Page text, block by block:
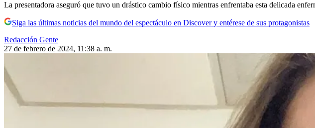
La presentadora aseguró que tuvo un drástico cambio físico mientras enfrentaba esta delicada
Siga las últimas noticias del mundo del espectáculo en Discover y entérese de sus protagonistas
Redacción Gente
27 de febrero de 2024, 11:38 a. m.